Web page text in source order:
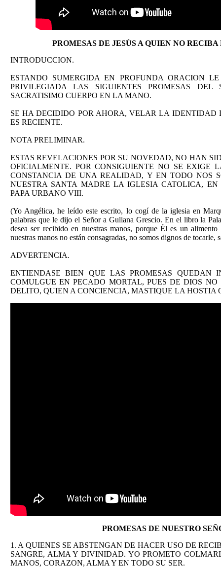
PROMESAS DE JESÙS A QUIEN NO
INTRODUCCION.
ESTANDO SUMERGIDA EN PROFUNDA ORACION
PRIVILEGIADA LAS SIGUIENTES PROMESAS
SACRATISIMO CUERPO EN LA MANO.
SE HA DECIDIDO POR AHORA, VELAR LA IDENTIDAD
ES RECIENTE.
NOTA PRELIMINAR.
ESTAS REVELACIONES POR SU NOVEDAD, NO HAN
OFICIALMENTE. POR CONSIGUIENTE NO SE EXIGE
CONSTANCIA DE UNA REALIDAD, Y EN TODO NOS
NUESTRA SANTA MADRE LA IGLESIA CATOLICA,
PAPA URBANO VIII.
(Yo Angélica, he leído este escrito, lo cogí de la iglesia en
palabras que le dijo el Señor a Guliana Grescio. En el libro la
desea ser recibido en nuestras manos, porque Él es un
nuestras manos no están consagradas, no somos dignos de
ADVERTENCIA.
ENTIENDASE BIEN QUE LAS PROMESAS QUEDAN
COMULGUE EN PECADO MORTAL, PUES DE DIOS
DELITO, QUIEN A CONCIENCIA, MASTIQUE LA HOSTIA
PROMESAS DE NUESTRO
1. A QUIENES SE ABSTENGAN DE HACER USO DE
SANGRE, ALMA Y DIVINIDAD. YO PROMETO
MANOS, CORAZON, ALMA Y EN TODO SU SER.